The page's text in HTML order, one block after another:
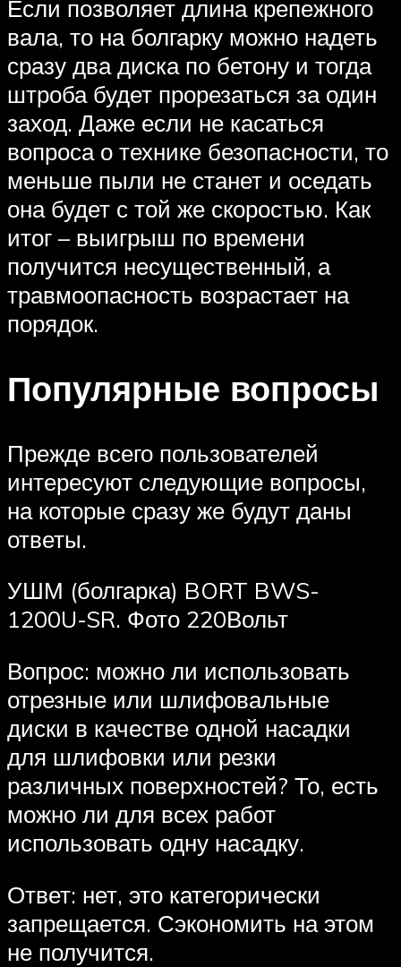
Если позволяет длина крепежного
вала, то на болгарку можно надеть
сразу два диска по бетону и тогда
штроба будет прорезаться за один
заход. Даже если не касаться
вопроса о технике безопасности, то
меньше пыли не станет и оседать
она будет с той же скоростью. Как
итог – выигрыш по времени
получится несущественный, а
травмоопасность возрастает на
порядок.
Популярные вопросы
Прежде всего пользователей
интересуют следующие вопросы,
на которые сразу же будут даны
ответы.
УШМ (болгарка) BORT BWS-
1200U-SR. Фото 220Вольт
Вопрос: можно ли использовать
отрезные или шлифовальные
диски в качестве одной насадки
для шлифовки или резки
различных поверхностей? То, есть
можно ли для всех работ
использовать одну насадку.
Ответ: нет, это категорически
запрещается. Сэкономить на этом
не получится.